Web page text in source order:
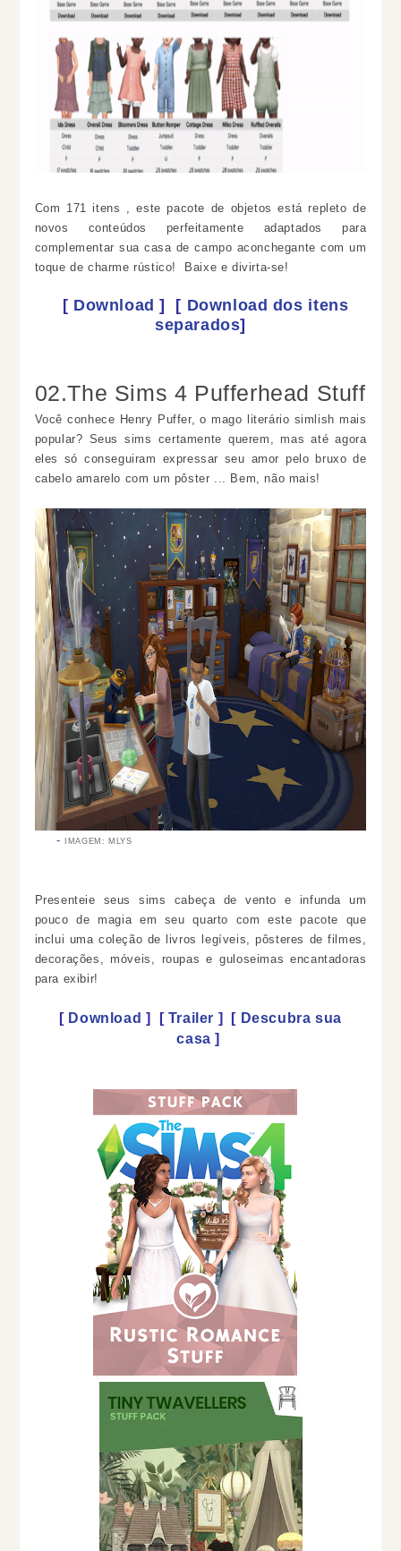
Com 171 itens , este pacote de objetos está repleto de
novos conteúdos perfeitamente adaptados para
complementar sua casa de campo aconchegante com um
toque de charme rústico! Baixe e divirta-se!
[ Download ] [ Download dos itens
separados]
02.The Sims 4 Pufferhead Stuff
Você conhece Henry Puffer, o mago literário simlish mais
popular? Seus sims certamente querem, mas até agora
eles só conseguiram expressar seu amor pelo bruxo de
cabelo amarelo com um pôster ... Bem, não mais!
IMAGEM: MLYS
Presenteie seus sims cabeça de vento e infunda um
pouco de magia em seu quarto com este pacote que
inclui uma coleção de livros legíveis, pôsteres de filmes,
decorações, móveis, roupas e guloseimas encantadoras
para exibir!
[ Download ] [ Trailer ] [ Descubra sua
casa ]